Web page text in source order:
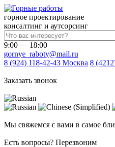
горное проектирование
консалтинг и аутсорсинг
9:00 — 18:00
gornye_raboty@mail.ru
8 (924) 118-42-43 Москва 8
Заказать звонок
Мы свяжемся с вами в самое
Есть вопросы? Перезвоним